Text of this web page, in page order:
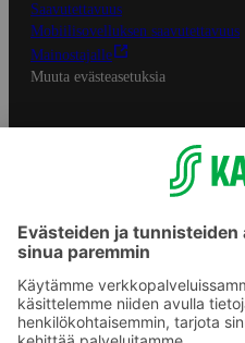
Saavutettavuus
Mobiilisovelluksen saavutettavuus
Mainostajalle
Muuta evästeasetuksia
S-ryhmän palvelut
S-ryhmä
Asiakasomistajuus
S-ostoslista -sovellus
Prisma.fi